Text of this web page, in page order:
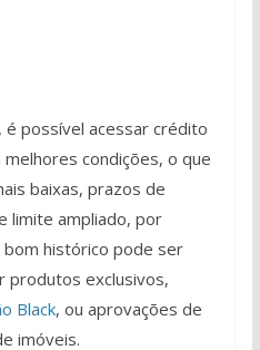
é possível acessar crédito
condições, o que
baixas, prazos de
limite ampliado, por
bom histórico pode ser
produtos exclusivos,
Black, ou aprovações de
imóveis.